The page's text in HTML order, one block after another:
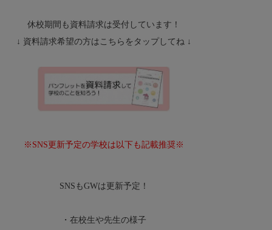
休校期間も資料請求は受付しています！
↓ 資料請求希望の方はこちらをタップしてね ↓
※ SNS 更新予定の学校は以下も記載推奨※
SNS もGWは更新予定！
・在校生や先生の様子